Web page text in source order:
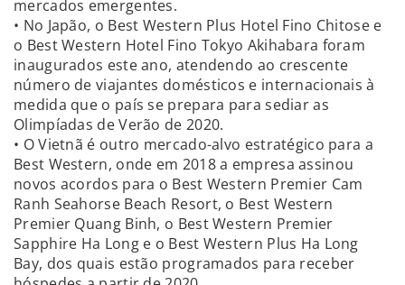
mercados emergentes.
• No Japão, o Best Western Plus Hotel Fino Chitose e
o Best Western Hotel Fino Tokyo Akihabara foram
inaugurados este ano, atendendo ao crescente
número de viajantes domésticos e internacionais à
medida que o país se prepara para sediar as
Olimpíadas de Verão de 2020.
• O Vietnã é outro mercado-alvo estratégico para a
Best Western, onde em 2018 a empresa assinou
novos acordos para o Best Western Premier Cam
Ranh Seahorse Beach Resort, o Best Western
Premier Quang Binh, o Best Western Premier
Sapphire Ha Long e o Best Western Plus Ha Long
Bay, dos quais estão programados para receber